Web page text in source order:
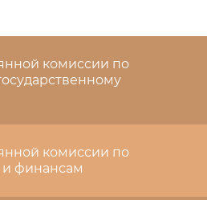
комиссии по
комиссии по
финансам